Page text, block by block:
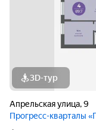
3D-тур
Апрельская улица,9
Прогресс-кварталы